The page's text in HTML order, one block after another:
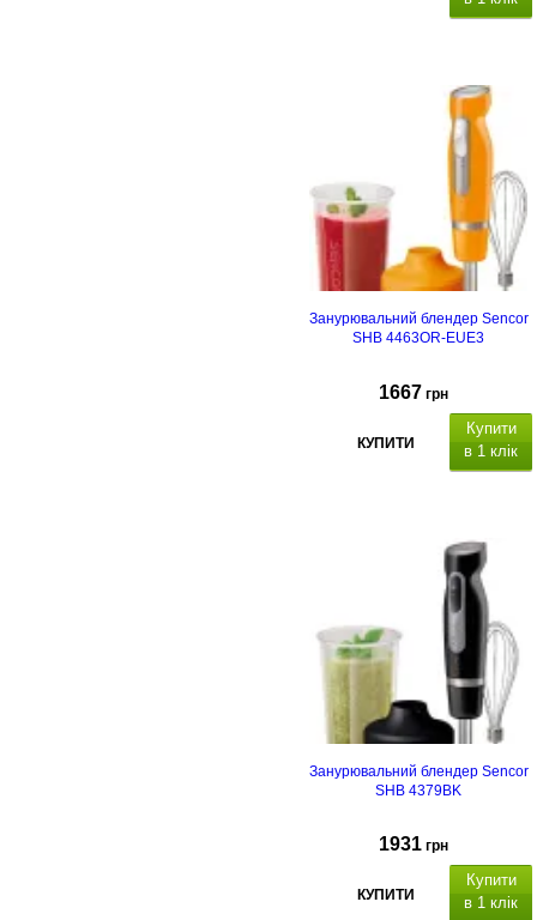
Занурювальний блендер Sencor
SHB 4463OR-EUE3
1667 грн
КУПИТИ
Купити
в 1 клік
Занурювальний блендер Sencor
SHB 4379BK
1931 грн
КУПИТИ
Купити
в 1 клік